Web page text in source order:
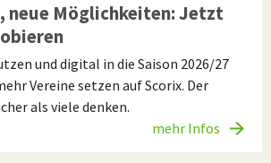
neue Möglichkeiten: Jetzt
und digital in die Saison 2026/27
Vereine setzen auf Scorix. Der
als viele denken.
mehr Infos